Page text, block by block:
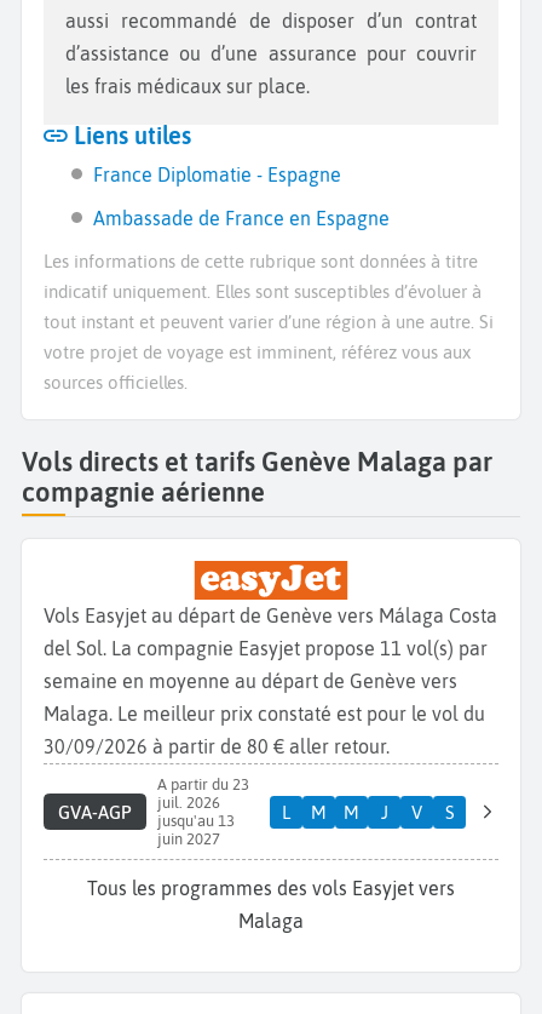
aussi recommandé de disposer d’un contrat
d’assistance ou d’une assurance pour couvrir
les frais médicaux sur place.
Liens utiles
France Diplomatie - Espagne
Ambassade de France en Espagne
Les informations de cette rubrique sont données à titre
indicatif uniquement. Elles sont susceptibles d’évoluer à
tout instant et peuvent varier d’une région à une autre. Si
votre projet de voyage est imminent, référez vous aux
sources officielles.
Vols directs et tarifs Genève Malaga par
compagnie aérienne
Vols Easyjet au départ de Genève vers Málaga Costa
del Sol. La compagnie Easyjet propose 11 vol(s) par
semaine en moyenne au départ de Genève vers
Malaga. Le meilleur prix constaté est pour le vol du
30/09/2026 à partir de 80 € aller retour.
GVA-AGP
A partir du 23
juil. 2026
jusqu'au 13
juin 2027
L M M J V S
Tous les programmes des vols Easyjet vers
Malaga